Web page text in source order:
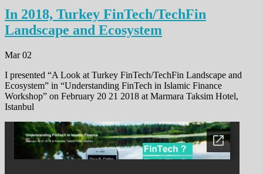
In 2018, Turkey FinTech/TechFin
Landscape and Ecosystem
Mar 02
I presented “A Look at Turkey FinTech/TechFin Landscape and
Ecosystem” in “Understanding FinTech in Islamic Finance
Workshop” on February 20 21 2018 at Marmara Taksim Hotel,
Istanbul